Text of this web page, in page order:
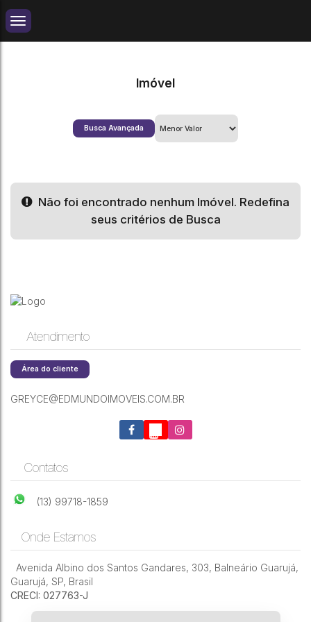
Imóvel
Busca Avançada
Não foi encontrado nenhum Imóvel. Redefina
seus critérios de Busca
Atendimento
Área do cliente
GREYCE@EDMUNDOIMOVEIS.COM.BR
Contatos
(13) 99718-1859
Onde Estamos
Avenida Albino dos Santos Gandares, 303, Balneário Guarujá,
Guarujá, SP, Brasil
CRECI: 027763-J